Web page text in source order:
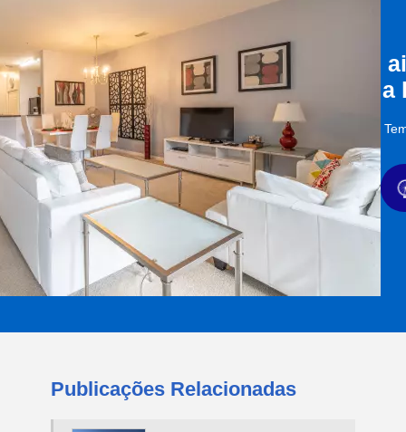
a
Publicações Relacionadas